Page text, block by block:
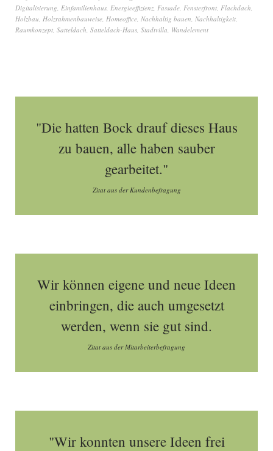
Digitalisierung, Einfamilienhaus, Energieeffizienz, Fassade, Fensterfront, Flachdach,
Holzbau, Holzrahmenbauweise, Homeoffice, Nachhaltig bauen, Nachhaltigkeit,
Raumkonzept, Satteldach, Satteldach-Haus, Stadtvilla, Wandelement
"Die hatten Bock drauf dieses Haus
zu bauen, alle haben sauber
gearbeitet."
Zitat aus der Kundenbefragung
Wir können eigene und neue Ideen
einbringen, die auch umgesetzt
werden, wenn sie gut sind.
Zitat aus der Mitarbeiterbefragung
"Wir konnten unsere Ideen frei